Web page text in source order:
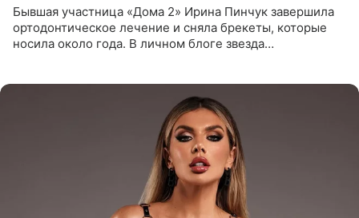
Бывшая участница «Дома 2» Ирина Пинчук завершила
ортодонтическое лечение и сняла брекеты, которые
носила около года. В личном блоге звезда